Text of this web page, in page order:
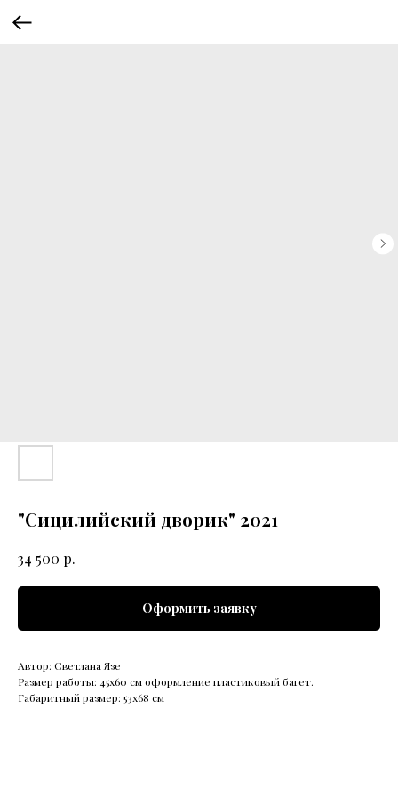
"Сицилийский дворик" 2021
34 500 р.
Оформить заявку
Автор: Светлана Язе
Размер работы: 45х60 см оформление пластиковый багет.
Габаритный размер: 53х68 см